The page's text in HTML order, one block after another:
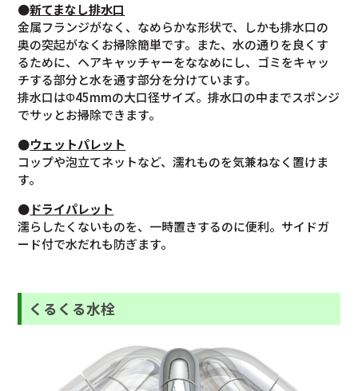
●新てまなし排水口
金属フランジがなく、なめらかな形状で、しかも排水口の
奥の突起がなくお掃除簡単です。また、水の通りを良くす
るために、ヘアキャッチャーをななめにし、ゴミをキャッ
チする部分と水を通す部分を分けています。
排水口はΦ45mmの大口径サイズ。排水口の中までスポンジ
でサッとお掃除できます。
●ウェットパレット
コップや泡立てネットなど、濡れものを気兼ねなく置けま
す。
●ドライパレット
濡らしたくないものを、一時置きするのに便利。サイドガ
ード付で水だれも防ぎます。
くるくる水栓